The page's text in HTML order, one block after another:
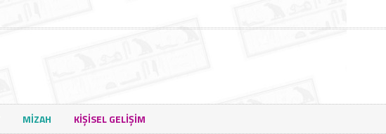
MIZAH KIŞISEL GELIŞIM